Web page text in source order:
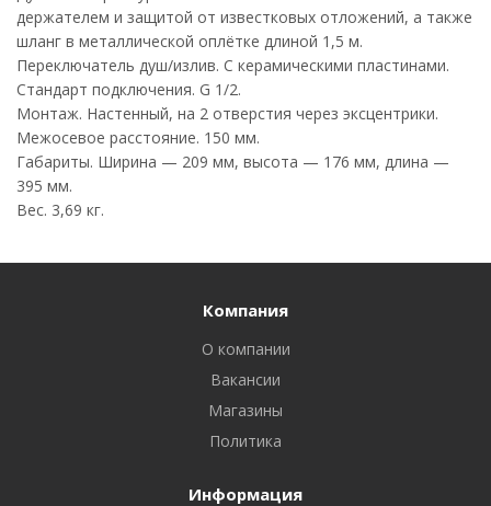
держателем и защитой от известковых отложений, а также
шланг в металлической оплётке длиной 1,5 м.
Переключатель душ/излив. С керамическими пластинами.
Стандарт подключения. G 1/2.
Монтаж. Настенный, на 2 отверстия через эксцентрики.
Межосевое расстояние. 150 мм.
Габариты. Ширина — 209 мм, высота — 176 мм, длина —
395 мм.
Вес. 3,69 кг.
Компания
О компании
Вакансии
Магазины
Политика
Информация